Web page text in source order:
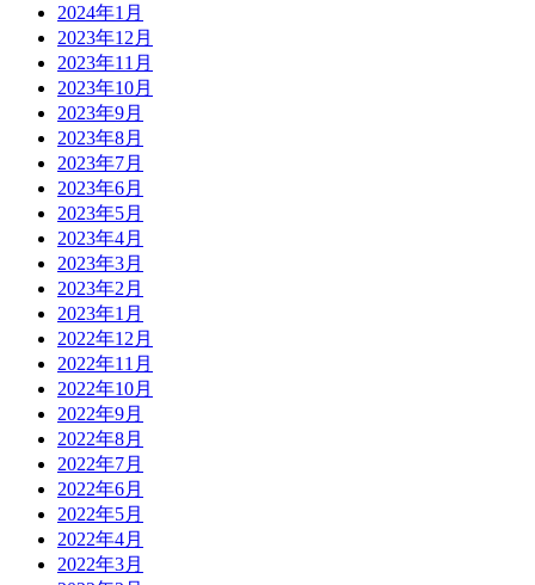
2024年1月
2023年12月
2023年11月
2023年10月
2023年9月
2023年8月
2023年7月
2023年6月
2023年5月
2023年4月
2023年3月
2023年2月
2023年1月
2022年12月
2022年11月
2022年10月
2022年9月
2022年8月
2022年7月
2022年6月
2022年5月
2022年4月
2022年3月